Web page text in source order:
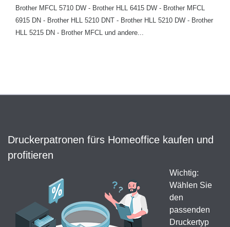
Brother MFCL 5710 DW - Brother HLL 6415 DW - Brother MFCL
6915 DN - Brother HLL 5210 DNT - Brother HLL 5210 DW - Brother
HLL 5215 DN - Brother MFCL und andere...
Druckerpatronen fürs Homeoffice kaufen und
profitieren
Wichtig:
Wählen Sie
den
passenden
Druckertyp